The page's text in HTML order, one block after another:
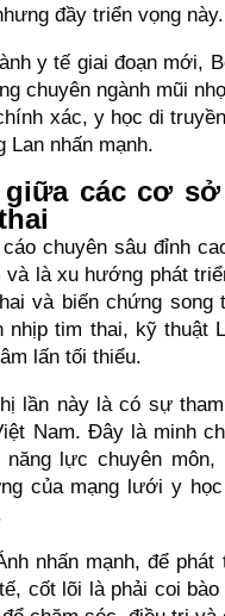
đầy triển vọng này.
y tế giai đoạn mới,
chuyên ngành mũi
xác, y học di
Lan nhấn mạnh.
các cơ
chuyên sâu đỉnh
và là xu hướng phát
và biến chứng song
tim thai, kỹ thuật
lấn tối thiểu.
lần này là có sự
Nam. Đây là minh
lực chuyên môn,
của mạng lưới y
nhấn mạnh, để phát
cốt lõi là phải coi